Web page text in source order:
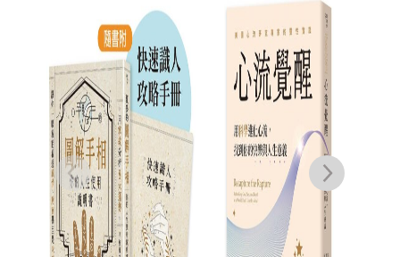
夏多的圖解手相〔你
的人生使用說明書〕
【限量贈品組】有貼
有保佑開運貼紙＋快
速識人攻略手冊：用
掌紋分析8大運勢，
讓你一眼就能看透感
情、財富甚至是未
來！
手相夏多
NT$450
NT$356